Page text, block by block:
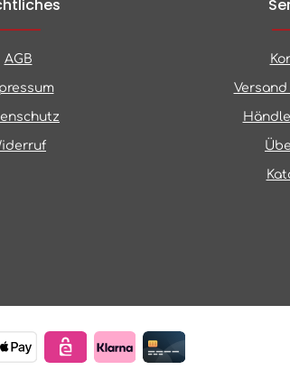
AGB
Versand